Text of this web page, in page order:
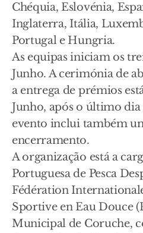
Chéquia, Eslovénia,
Inglaterra, Itália,
Portugal e Hungria.
As equipas iniciam os
Junho. A cerimónia de
a entrega de prémios
Junho, após o último
evento inclui também
encerramento.
A organização está a
Portuguesa de Pesca
Fédération
Sportive en Eau Douce
Municipal de Coruche,